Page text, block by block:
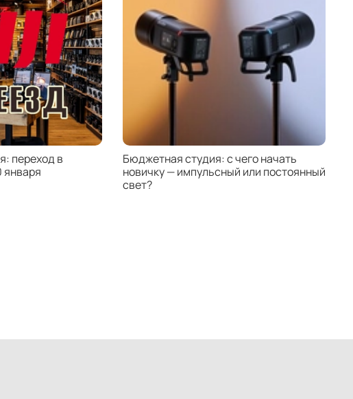
переход в
января
Бюджетная студия: с чего начать
новичку — импульсный или постоянный
свет?